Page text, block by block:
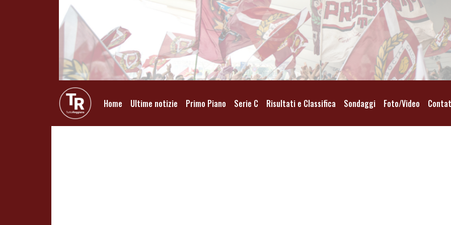
Home Ultime notizie Primo Piano Serie C Risultati e Classifica Sondaggi Foto/Video